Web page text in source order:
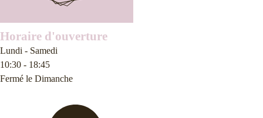
tradition et modernité. Nos clients trouveront un grand choix de
l’ensemble des styles de bijoux, qu’ils soient traditionnels ou
modernes. De plus nos ateliers sont en mesure de réaliser des
bijoux sur mesure, ou la rénovation de bijoux plus ancien. Votre
montre est unique, elle est chez Miss Bijoux